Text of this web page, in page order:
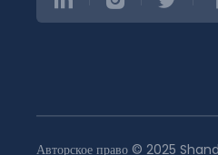
Авторское право © 2025